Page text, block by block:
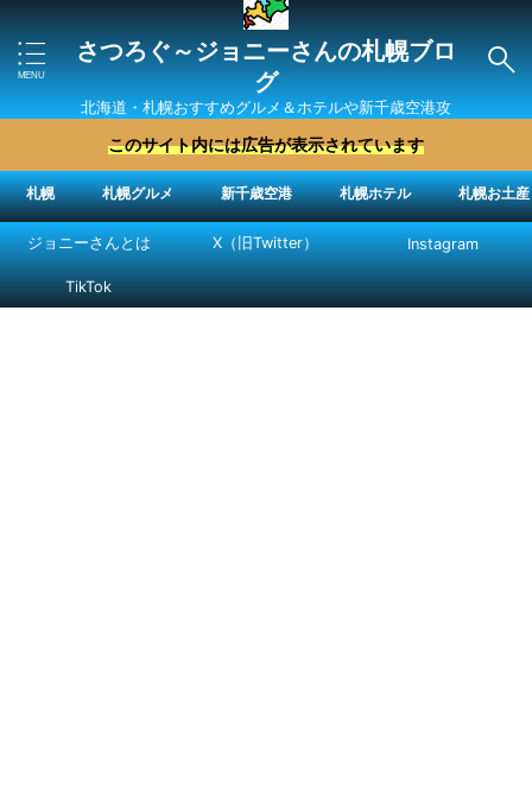
さつろぐ～ジョニーさんの札幌ブロ
グ
北海道・札幌おすすめグルメ＆ホテルや新千歳空港攻
略法を紹介 ″ジョニーさん“で検索
このサイト内には広告が表示されています
札幌 札幌グルメ 新千歳空港 札幌ホテル 札幌お土産
ジョニーさんとは X（旧Twitter） Instagram
TikTok